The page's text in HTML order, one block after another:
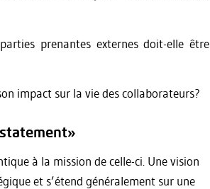
prenantes externes doit-elle être
impact sur la vie des collaborateurs?
à la mission de celle-ci. Une vision
et s’étend généralement sur une